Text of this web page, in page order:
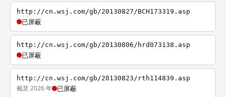
http://cn.wsj.com/gb/20130827/BCH173319.asp
已屏蔽
http://cn.wsj.com/gb/20130806/hrd073138.asp
已屏蔽
http://cn.wsj.com/gb/20130823/rth114839.asp
截至 2026 年 已屏蔽